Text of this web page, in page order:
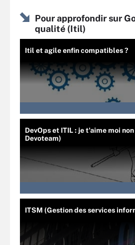
Pour approfondir sur
qualité (Itil)
Itil et agile enfin compatibles ?
DevOps et ITIL : je t'aime moi
Devoteam)
ITSM (Gestion des services